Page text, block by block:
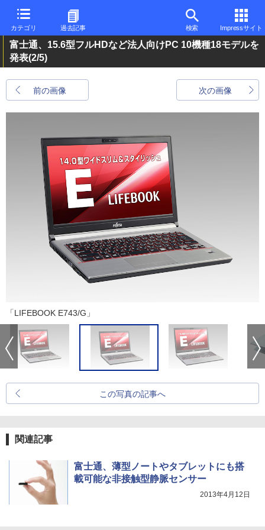
カテゴリ 過去記事 検索 Impressサイト
富士通、15.6型フルHDなど法人向けPC 10機種18モデルを
発表(2/5)
前の画像 次の画像
「LIFEBOOK E743/G」
この写真の記事へ
関連記事
富士通、薄型ノートやタブレットにも搭
載可能な非接触型静脈センサー
2013年4月12日